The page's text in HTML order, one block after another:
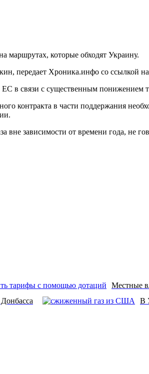
маршрутах, которые обходят Украину.
передает Хроника.инфо со ссылкой
ЕС в связи с существенным понижением
контракта в части поддержания
зависимости от времени года, не
Местные
В